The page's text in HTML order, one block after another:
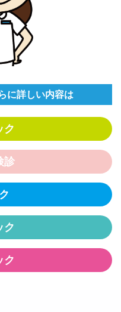
に詳しい内容は
ク
診
ク
ク